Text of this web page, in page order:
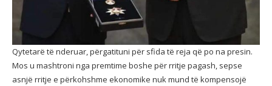
Qytetarë të nderuar, përgatituni për sfida të reja që po na presin.
Mos u mashtroni nga premtime boshe për rritje pagash, sepse
asnjë rritje e përkohshme ekonomike nuk mund të kompensojë